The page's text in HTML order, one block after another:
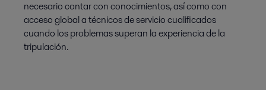
necesario contar con conocimientos, así como con
acceso global a técnicos de servicio cualificados
cuando los problemas superan la experiencia de la
tripulación.